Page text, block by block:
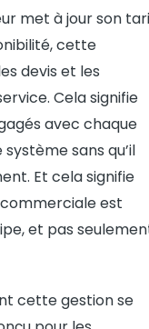
met à jour son
cette
devis et les
Cela signifie
avec chaque
sans qu’il
Et cela signifie
est
et pas
cette gestion se